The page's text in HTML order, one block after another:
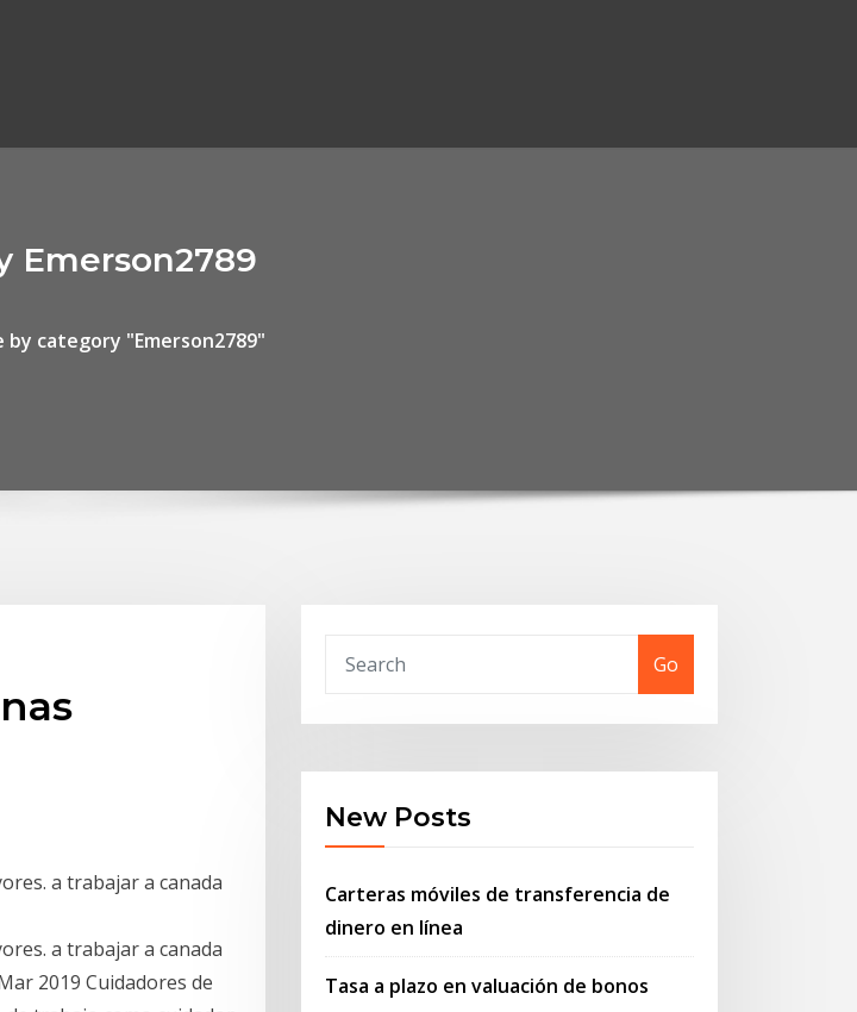
Emerson2789
by category "Emerson2789"
a trabajar a canada
a trabajar a canada
2019 Cuidadores de
Go
New Posts
Carteras móviles de transferencia de
dinero en línea
Tasa a plazo en valuación de bonos